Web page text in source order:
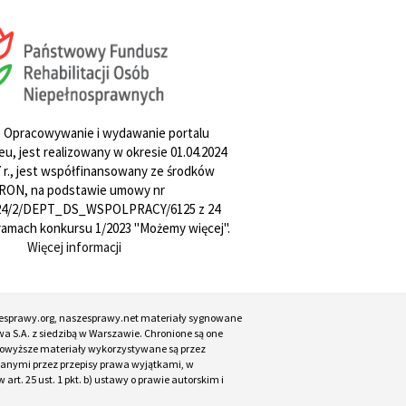
i wydawanie portalu
jest realizowany w okresie 01.04.2024
r., jest współfinansowany ze środków
na podstawie umowy nr
2/DEPT_DS_WSPOLPRACY/6125 z 24
konkursu 1/2023 "Możemy więcej".
Więcej informacji
naszesprawy.net materiały sygnowane
S.A. z siedzibą w Warszawie. Chronione są one
materiały wykorzystywane są przez
przez przepisy prawa wyjątkami, w
25 ust. 1 pkt. b) ustawy o prawie autorskim i